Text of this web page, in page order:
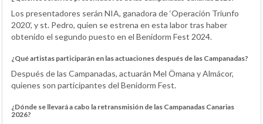
Los presentadores serán NIA, ganadora de ‘Operación Triunfo
2020’, y st. Pedro, quien se estrena en esta labor tras haber
obtenido el segundo puesto en el Benidorm Fest 2024.
¿Qué artistas participarán en las actuaciones después de las Campanadas?
Después de las Campanadas, actuarán Mel Ömana y Almácor,
quienes son participantes del Benidorm Fest.
¿Dónde se llevará a cabo la retransmisión de las Campanadas Canarias
2026?